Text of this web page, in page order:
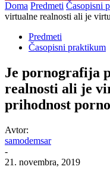
Doma Predmeti Časopisni
virtualne realnosti ali je
Predmeti
Časopisni praktikum
Je pornografija
realnosti ali je
prihodnost
Avtor:
samodemsar
-
21. novembra, 2019